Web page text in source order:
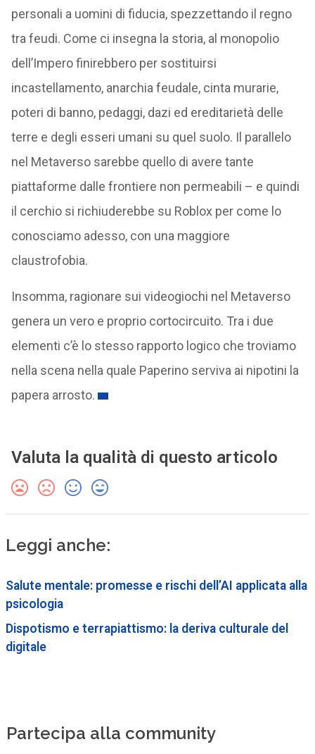
personali a uomini di fiducia, spezzettando il regno
tra feudi. Come ci insegna la storia, al monopolio
dell’Impero finirebbero per sostituirsi
incastellamento, anarchia feudale, cinta murarie,
poteri di banno, pedaggi, dazi ed ereditarietà delle
terre e degli esseri umani su quel suolo. Il parallelo
nel Metaverso sarebbe quello di avere tante
piattaforme dalle frontiere non permeabili – e quindi
il cerchio si richiuderebbe su Roblox per come lo
conosciamo adesso, con una maggiore
claustrofobia.
Insomma, ragionare sui videogiochi nel Metaverso
genera un vero e proprio cortocircuito. Tra i due
elementi c’è lo stesso rapporto logico che troviamo
nella scena nella quale Paperino serviva ai nipotini la
papera arrosto.
Valuta la qualità di questo articolo
Leggi anche:
Salute mentale: promesse e rischi dell’AI applicata alla
psicologia
Dispotismo e terrapiattismo: la deriva culturale del
digitale
Partecipa alla community